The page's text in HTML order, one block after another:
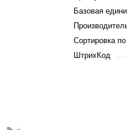
Базовая
Сортировка
ШтрихКод